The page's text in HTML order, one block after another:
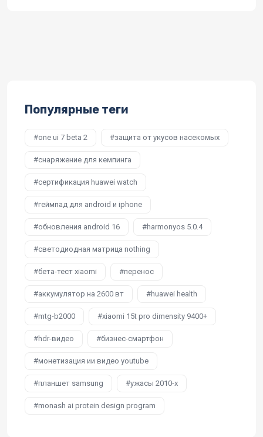
Популярные теги
one ui 7 beta 2 защита от укусов насекомых
снаряжение для кемпинга
сертификация huawei watch
геймпад для android и iphone
обновления android 16 harmonyos 5.0.4
светодиодная матрица nothing
бета-тест xiaomi перенос
аккумулятор на 2600 вт huawei health
mtg-b2000 xiaomi 15t pro dimensity 9400+
hdr-видео бизнес-смартфон
монетизация ии видео youtube
планшет samsung ужасы 2010-х
monash ai protein design program